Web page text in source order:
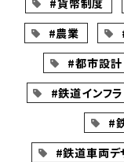
#貨幣制度
#農業
#都市設計
#鉄道インフラ
#
#鉄道車両デ